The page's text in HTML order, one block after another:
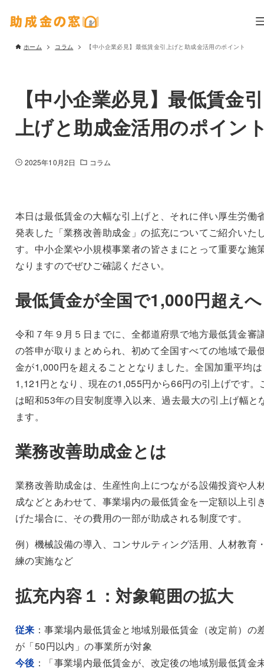
ホーム コラム 【中小企業必見】最低賃金引上げと助成金活用のポイント
【中小企業必見】最低賃金引
上げと助成金活用のポイン
2025年10月2日 コラム
本日は最低賃金の大幅な引上げと、それに伴い厚生労働
発表した「業務改善助成金」の拡充についてご紹介いた
す。中小企業や小規模事業者の皆さまにとって重要な施
なりますのでぜひご確認ください。
最低賃金が全国で1,000円超えへ
令和７年９月５日までに、全都道府県で地方最低賃金審
の答申が取りまとめられ、初めて全国すべての地域で最
金が1,000円を超えることとなりました。全国加重平均は
1,121円となり、現在の1,055円から66円の引上げです。
は昭和53年の目安制度導入以来、過去最大の引上げ幅と
ます。
業務改善助成金とは
業務改善助成金は、生産性向上につながる設備投資や人
成などとあわせて、事業場内の最低賃金を一定額以上引
げた場合に、その費用の一部が助成される制度です。
例）機械設備の導入、コンサルティング活用、人材教育
練の実施など
拡充内容１：対象範囲の拡大
従来 ：事業場内最低賃金と地域別最低賃金（改定前）の
が「50円以内」の事業所が対象
今後 ：「事業場内最低賃金が、改定後の地域別最低賃金